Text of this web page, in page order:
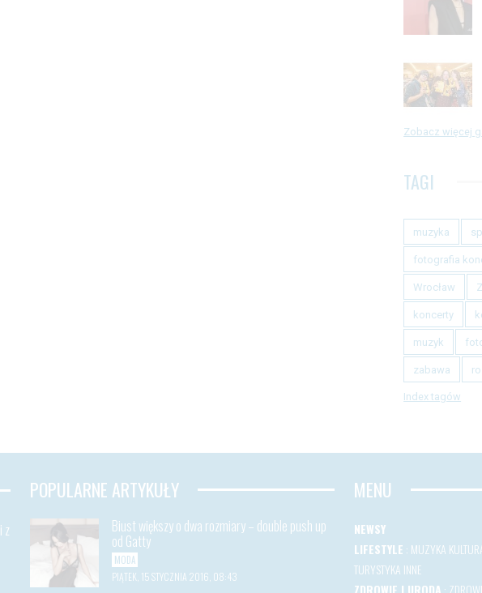
Zobacz więcej
TAGI
muzyka
fotografia
Wrocław
koncerty
muzyk
zabawa
Index tagów
z
POPULARNE ARTYKUŁY
Biust większy o dwa rozmiary – double push up
od Gatty
MODA
PIĄTEK, 15 STYCZNIA 2016, 08:43
MENU
NEWSY
LIFESTYLE : MUZYKA
TURYSTYKA INNE
ZDROWIE I URODA :